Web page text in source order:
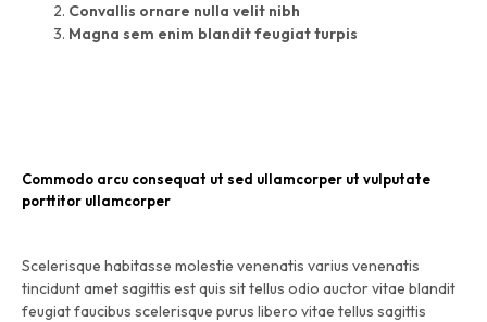
Convallis ornare nulla velit nibh
Magna sem enim blandit feugiat turpis
Commodo arcu consequat ut sed ullamcorper ut vulputate
porttitor ullamcorper
Scelerisque habitasse molestie venenatis varius venenatis
tincidunt amet sagittis est quis sit tellus odio auctor vitae blandit
feugiat faucibus scelerisque purus libero vitae tellus sagittis